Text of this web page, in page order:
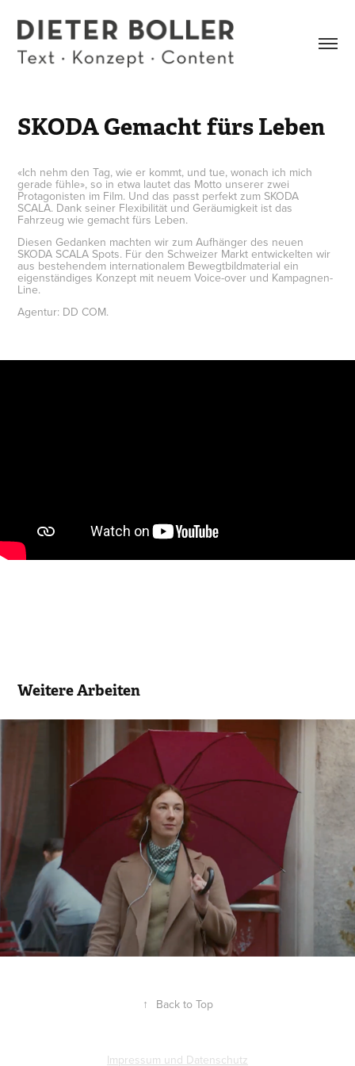
SKODA Gemacht fürs Leben
«Ich nehm den Tag, wie er kommt, und tue, wonach ich mich
gerade fühle», so in etwa lautet das Motto unserer zwei
Protagonisten im Film. Und das passt perfekt zum SKODA
SCALA. Dank seiner Flexibilität und Geräumigkeit ist das
Fahrzeug wie gemacht fürs Leben.
Diesen Gedanken machten wir zum Aufhänger des neuen
SKODA SCALA Spots. Für den Schweizer Markt entwickelten wir
aus bestehendem internationalem Bewegtbildmaterial ein
eigenständiges Konzept mit neuem Voice-over und Kampagnen-
Line.
Agentur: DD COM.
Weitere Arbeiten
↑ Back to Top
Impressum und Datenschutz